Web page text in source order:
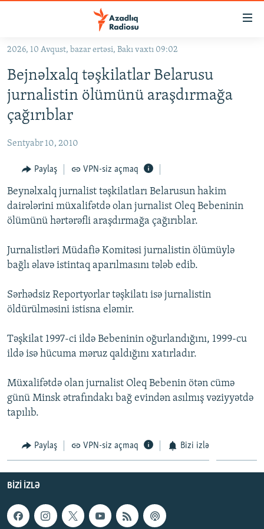
Əsas
qayıt
Əsas
naviqasiyaya
qayıt
#İZAHLA
KORRUPSIOMETR
#ƏSLINDƏ
FƏRQƏ BAX
QANUNI DOĞRU
ARAŞDIRMA
MULTIMEDIA
FOTOQALEREYA
KARIKATURA
OXU ZALI
İSLAM VƏ DEMOKRATIYA
HAQQIMIZDA
PEŞƏ ETIKASI VƏ JURNALISTIKA STANDARTLARIMIZ
AZADLIQRADIOSU MOBIL TELEFONUNUZDA
XƏBƏR BÜLLETENLƏRIMIZ
RFE/RL-in bütün saytları
2026, 10 Avqust, bazar ertəsi, Bakı vaxtı 09:02
Bejnəlxalq təşkilatlar Belarusu
jurnalistin ölümünü araşdırmağa
çağırıblar
Sentyabr 10, 2010
Paylaş VPN-siz açmaq
Beynəlxalq jurnalist təşkilatları Belarusun hakim
dairələrini müxalifətdə olan jurnalist Oleq Bebeninin
ölümünü hərtərəfli araşdırmağa çağırıblar.
Jurnalistləri Müdafiə Komitəsi jurnalistin ölümüylə
bağlı əlavə istintaq aparılmasını tələb edib.
Sərhədsiz Reportyorlar təşkilatı isə jurnalistin
öldürülməsini istisna eləmir.
Təşkilat 1997-ci ildə Bebeninin oğurlandığını, 1999-cu
ildə isə hücuma məruz qaldığını xatırladır.
Müxalifətdə olan jurnalist Oleq Bebenin ötən cümə
günü Minsk ətrafındakı bağ evindən asılmış vəziyyətdə
tapılıb.
Paylaş VPN-siz açmaq Bizi izlə
BIZI IZLƏ